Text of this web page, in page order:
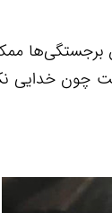
برجستگی‌ها
چون خدایی